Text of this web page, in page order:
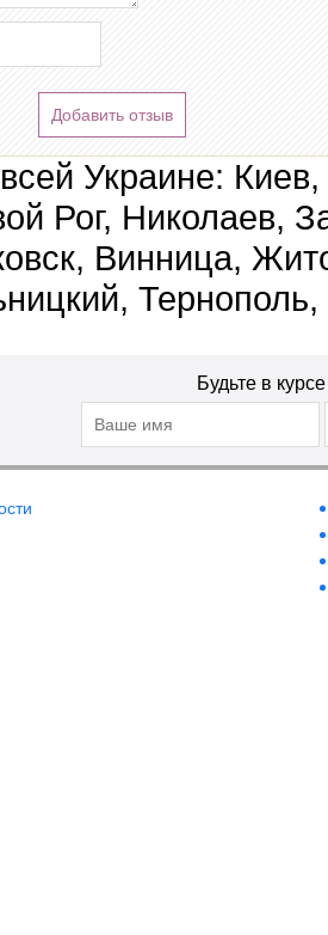
Добавить отзыв
Украине:
Рог, Николаев,
Винница,
Тернополь,
Будьте в